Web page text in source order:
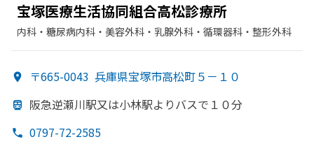
宝塚医療生活協同組合高松診療所
内科・​糖尿病内科・​美容外科・​乳腺外科・​循環器科・​整形外科
〒665-0043 兵庫県宝塚市高松町５－１０
阪急逆瀬川駅又は小林駅よりバスで １０分
0797-72-2585